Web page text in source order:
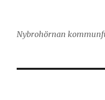
Nybrohörnan